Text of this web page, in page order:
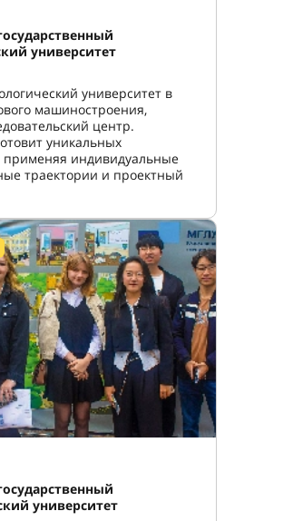
университет
университет в
машиностроения,
центр.
уникальных
применяя индивидуальные
траектории и проектный
университет